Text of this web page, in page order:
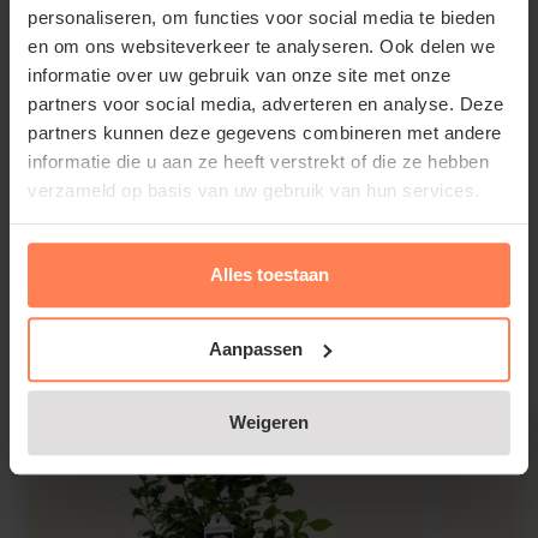
personaliseren, om functies voor social media te bieden
en om ons websiteverkeer te analyseren. Ook delen we
informatie over uw gebruik van onze site met onze
partners voor social media, adverteren en analyse. Deze
partners kunnen deze gegevens combineren met andere
informatie die u aan ze heeft verstrekt of die ze hebben
verzameld op basis van uw gebruik van hun services.
Alles toestaan
Aanpassen
Weigeren
uitdrogende oostenwind en het liefst geen vroege
ochtendzon. Gebruik, om het zure bodemmilieu te
behouden, royaal tuinturf bij het aanplanten.
Camellia japonica 'Black Lace'
snoeien en onderhouden
Lichte vormsnoei in de lente na de bloei is mogelijk;
Veelgestelde vragen over Camelia
japonica 'Black Lace'
Lees meer
Gerelateerde producten